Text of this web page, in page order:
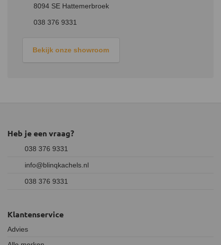
8094 SE Hattemerbroek
038 376 9331
Bekijk onze showroom
Heb je een vraag?
038 376 9331
info@blinqkachels.nl
038 376 9331
Klantenservice
Advies